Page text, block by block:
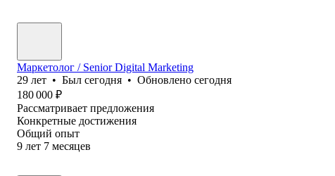
Маркетолог / Senior Digital Marketing
29 лет • Был сегодня • Обновлено сегодня
180 000 ₽
Рассматривает предложения
Конкретные достижения
Общий опыт
9 лет 7 месяцев